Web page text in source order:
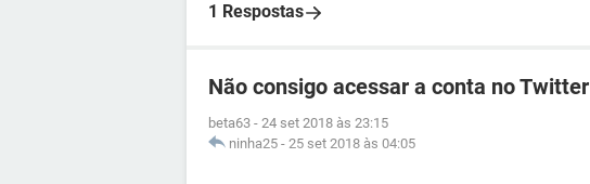
1 Respostas
Não consigo acessar a conta no Twitter
beta63 - 24 set 2018 às 23:15
ninha25 - 25 set 2018 às 04:05